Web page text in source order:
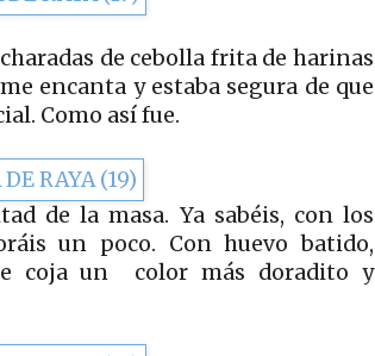
de cebolla frita de harinas
encanta y estaba segura de que
Como así fue.
de la masa. Ya sabéis, con los
un poco. Con huevo batido,
coja un color más doradito y